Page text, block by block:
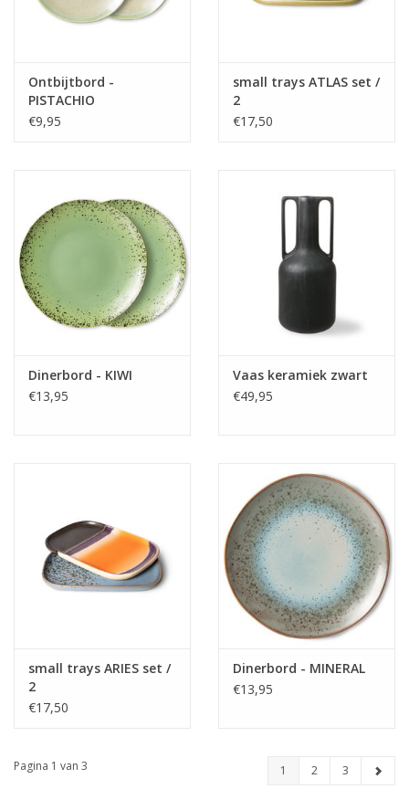
Ontbijtbord -
PISTACHIO
€9,95
small trays ATLAS set /
2
€17,50
Dinerbord - KIWI
€13,95
Vaas keramiek zwart
€49,95
small trays ARIES set /
2
€17,50
Dinerbord - MINERAL
€13,95
Pagina 1 van 3 1 2 3